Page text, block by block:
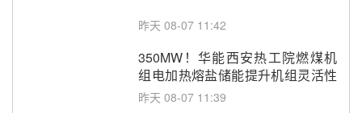
昨天 08-07 11:42
350MW！华能西安热工院燃煤机
组电加热熔盐储能提升机组灵活性
改造项目初步设计第三方评审服务
昨天 08-07 11:39